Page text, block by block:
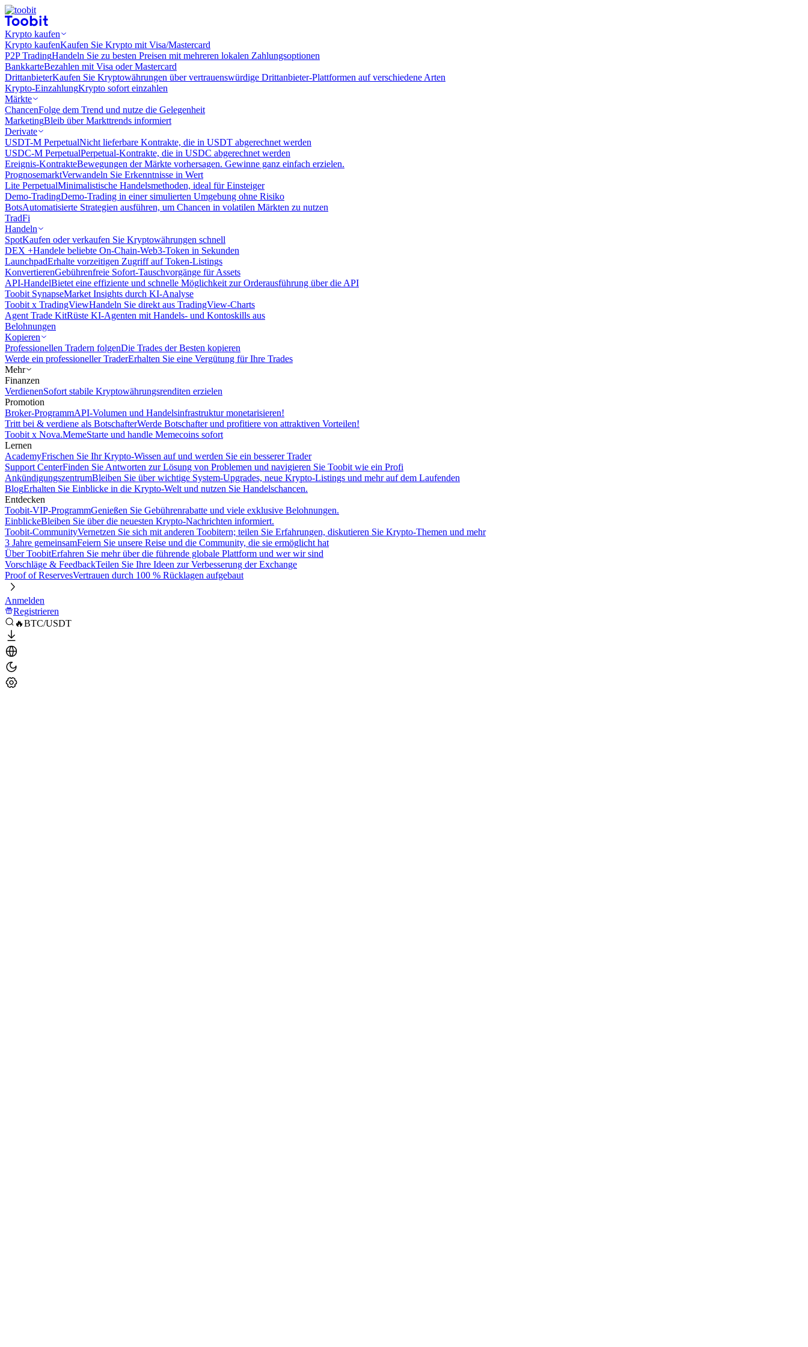
Krypto kaufen
Krypto kaufenKaufen Sie Krypto mit Visa/Mastercard
P2P TradingHandeln Sie zu besten Preisen mit mehreren lokalen Zahlungsoptionen
BankkarteBezahlen mit Visa oder Mastercard
DrittanbieterKaufen Sie Kryptowährungen über vertrauenswürdige Drittanbieter-Plattformen auf verschiedene Arten
Krypto-EinzahlungKrypto sofort einzahlen
Märkte
ChancenFolge dem Trend und nutze die Gelegenheit
MarketingBleib über Markttrends informiert
Derivate
USDT-M PerpetualNicht lieferbare Kontrakte, die in USDT abgerechnet werden
USDC-M PerpetualPerpetual-Kontrakte, die in USDC abgerechnet werden
Ereignis-KontrakteBewegungen der Märkte vorhersagen. Gewinne ganz einfach erzielen.
PrognosemarktVerwandeln Sie Erkenntnisse in Wert
Lite PerpetualMinimalistische Handelsmethoden, ideal für Einsteiger
Demo-TradingDemo-Trading in einer simulierten Umgebung ohne Risiko
BotsAutomatisierte Strategien ausführen, um Chancen in volatilen Märkten zu nutzen
TradFi
Handeln
SpotKaufen oder verkaufen Sie Kryptowährungen schnell
DEX +Handele beliebte On-Chain-Web3-Token in Sekunden
LaunchpadErhalte vorzeitigen Zugriff auf Token-Listings
KonvertierenGebührenfreie Sofort-Tauschvorgänge für Assets
API-HandelBietet eine effiziente und schnelle Möglichkeit zur Orderausführung über die API
Toobit SynapseMarket Insights durch KI-Analyse
Toobit x TradingViewHandeln Sie direkt aus TradingView-Charts
Agent Trade KitRüste KI-Agenten mit Handels- und Kontoskills aus
Belohnungen
Kopieren
Professionellen Tradern folgenDie Trades der Besten kopieren
Werde ein professioneller TraderErhalten Sie eine Vergütung für Ihre Trades
Mehr
Finanzen
VerdienenSofort stabile Kryptowährungsrenditen erzielen
Promotion
Broker-ProgrammAPI-Volumen und Handelsinfrastruktur monetarisieren!
Tritt bei & verdiene als BotschafterWerde Botschafter und profitiere von attraktiven Vorteilen!
Toobit x Nova.MemeStarte und handle Memecoins sofort
Lernen
AcademyFrischen Sie Ihr Krypto-Wissen auf und werden Sie ein besserer Trader
Support CenterFinden Sie Antworten zur Lösung von Problemen und navigieren Sie Toobit wie ein Profi
AnkündigungszentrumBleiben Sie über wichtige System-Upgrades, neue Krypto-Listings und mehr auf dem Laufenden
BlogErhalten Sie Einblicke in die Krypto-Welt und nutzen Sie Handelschancen.
Entdecken
Toobit-VIP-ProgrammGenießen Sie Gebührenrabatte und viele exklusive Belohnungen.
EinblickeBleiben Sie über die neuesten Krypto-Nachrichten informiert.
Toobit-CommunityVernetzen Sie sich mit anderen Toobitern; teilen Sie Erfahrungen, diskutieren Sie Krypto-Themen und mehr
3 Jahre gemeinsamFeiern Sie unsere Reise und die Community, die sie ermöglicht hat
Über ToobitErfahren Sie mehr über die führende globale Plattform und wer wir sind
Vorschläge & FeedbackTeilen Sie Ihre Ideen zur Verbesserung der Exchange
Proof of ReservesVertrauen durch 100 % Rücklagen aufgebaut
Anmelden
Registrieren
🔥BTC/USDT